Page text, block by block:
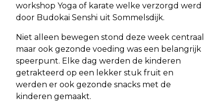
workshop Yoga of karate welke verzorgd werd
door Budokai Senshi uit Sommelsdijk.
Niet alleen bewegen stond deze week centraal
maar ook gezonde voeding was een belangrijk
speerpunt. Elke dag werden de kinderen
getrakteerd op een lekker stuk fruit en
werden er ook gezonde snacks met de
kinderen gemaakt.